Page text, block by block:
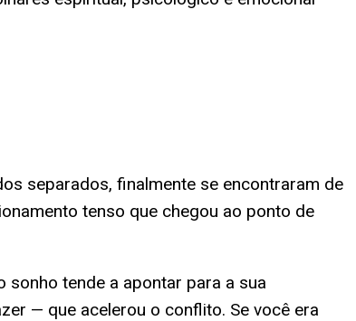
separados, finalmente se encontraram de
tenso que chegou ao ponto de
sonho tende a apontar para a sua
— que acelerou o conflito. Se você era